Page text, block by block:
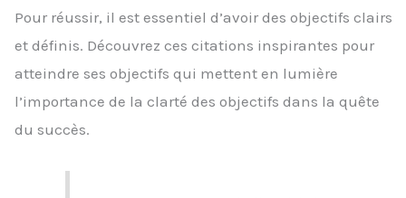
Pour réussir, il est essentiel d’avoir des objectifs clairs
et définis. Découvrez ces citations inspirantes pour
atteindre ses objectifs qui mettent en lumière
l’importance de la clarté des objectifs dans la quête
du succès.